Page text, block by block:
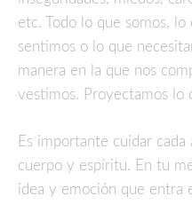
etc. Todo lo que somos,
sentimos o lo que
manera en la que nos
vestimos. Proyectamos lo
Es importante cuidar
cuerpo y espíritu. En tu
idea y emoción que entra